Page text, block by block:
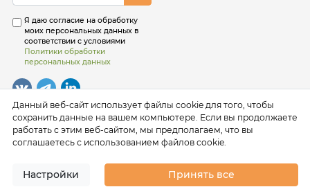
Я даю согласие на обработку
моих персональных данных в
соответствии с условиями
Политики обработки
персональных данных
Данный веб-сайт использует файлы cookie для того, чтобы
сохранить данные на вашем компьютере. Если вы продолжаете
работать с этим веб-сайтом, мы предполагаем, что вы
соглашаетесь с использованием файлов cookie.
Настройки Принять все